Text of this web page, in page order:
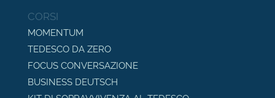
CORSI
MOMENTUM
TEDESCO DA ZERO
FOCUS CONVERSAZIONE
BUSINESS DEUTSCH